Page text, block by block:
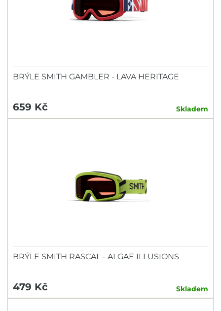
BRÝLE SMITH GAMBLER - LAVA HERITAGE
659 Kč Skladem
BRÝLE SMITH RASCAL - ALGAE ILLUSIONS
479 Kč Skladem